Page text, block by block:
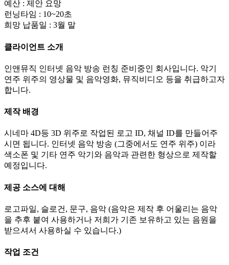
예산 : 제안 요망
런닝타임 : 10~20초
희망 납품일 : 3월 말
클라이언트 소개
인앤뮤직 인터넷 음악 방송 런칭 준비중인 회사입니다. 악기
연주 위주의 영상물 및 음악영화, 뮤직비디오 등을 취급하고자
합니다.
제작 배경
시네마 4D등 3D 위주로 작업된 로고 ID, 채널 ID를 만들어주
시면 됩니다. 인터넷 음악 방송 (그중에서도 연주 위주) 이라
색소폰 및 기타 연주 악기와 음악과 관련한 형상으로 제작할
예정입니다.
제공 소스에 대해
로고파일, 슬로건, 문구, 음악 (음악은 제작 후 어울리는 음악
을 추후 붙여 사용하거나 저희가 기존 보유하고 있는 음원을
받으셔서 사용하실 수 있습니다.)
작업 조건